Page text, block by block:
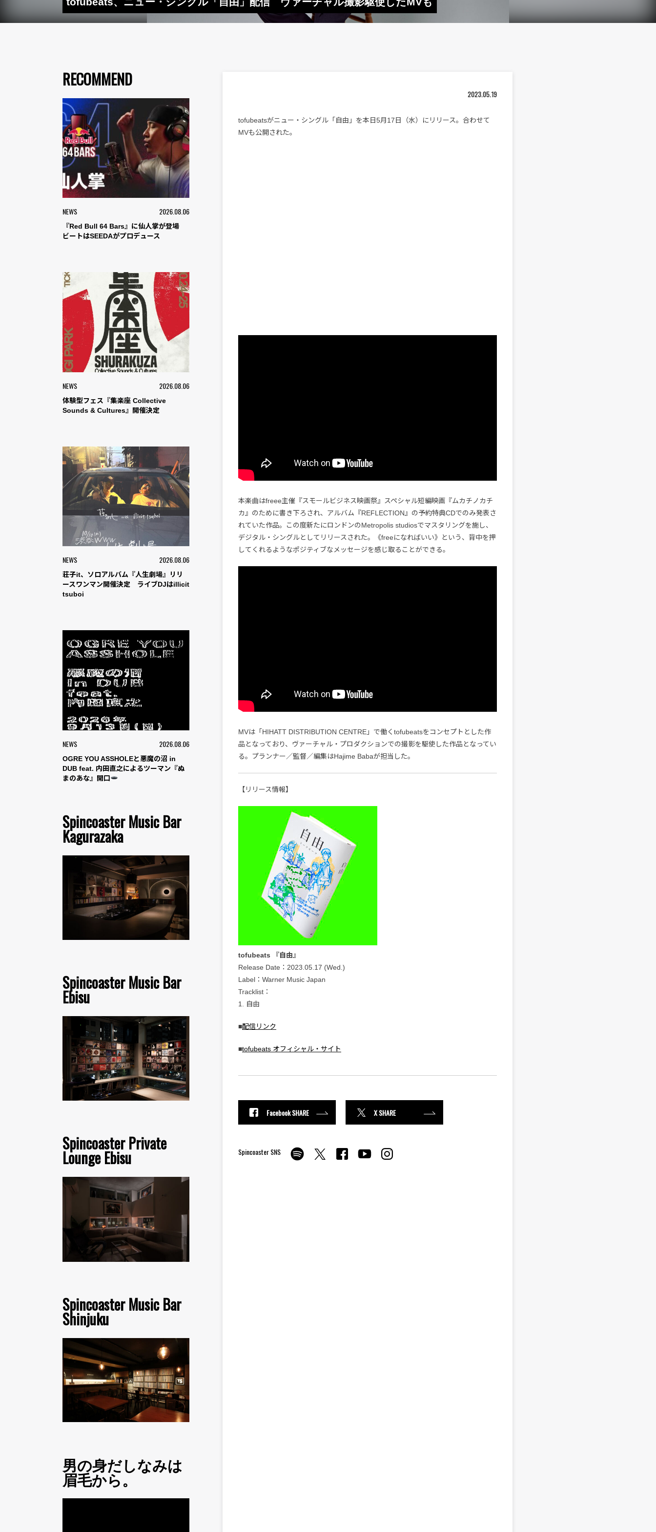
RECOMMEND
NEWS 2026.08.06
『Red Bull 64 Bars』に仙人掌が登場
ビートはSEEDAがプロデュース
NEWS 2026.08.06
体験型フェス『集楽座 Collective
Sounds & Cultures』開催決定
NEWS 2026.08.06
荘子it、ソロアルバム『人生劇場』リリ
ースワンマン開催決定 ライブDJはillicit
tsuboi
NEWS 2026.08.06
OGRE YOU ASSHOLEと悪魔の沼 in
DUB feat. 内田直之によるツーマン『ぬ
まのあな』開口
Spincoaster Music Bar
Kagurazaka
Spincoaster Music Bar
Ebisu
Spincoaster Private
Lounge Ebisu
Spincoaster Music Bar
Shinjuku
男の身だしなみは
眉毛から。
2023.05.19
tofubeatsがニュー・シングル「自由」を本日5月17日（水）にリリース。合わせて
MVも公開された。
本楽曲はfreee主催『スモールビジネス映画祭』スペシャル短編映画『ムカチノカチ
カ』のために書き下ろされ、アルバム『REFLECTION』の予約特典CDでのみ発表さ
れていた作品。この度新たにロンドンのMetropolis studiosでマスタリングを施し、
デジタル・シングルとしてリリースされた。《freeになればいい》という、背中を押
してくれるようなポジティブなメッセージを感じ取ることができる。
MVは「HIHATT DISTRIBUTION CENTRE」で働くtofubeatsをコンセプトとした作
品となっており、ヴァーチャル・プロダクションでの撮影を駆使した作品となってい
る。プランナー／監督／編集はHajime Babaが担当した。
【リリース情報】
tofubeats 『自由』
Release Date：2023.05.17 (Wed.)
Label：Warner Music Japan
Tracklist：
1. 自由
■配信リンク
■tofubeats オフィシャル・サイト
Facebook SHARE X SHARE
Spincoaster SNS